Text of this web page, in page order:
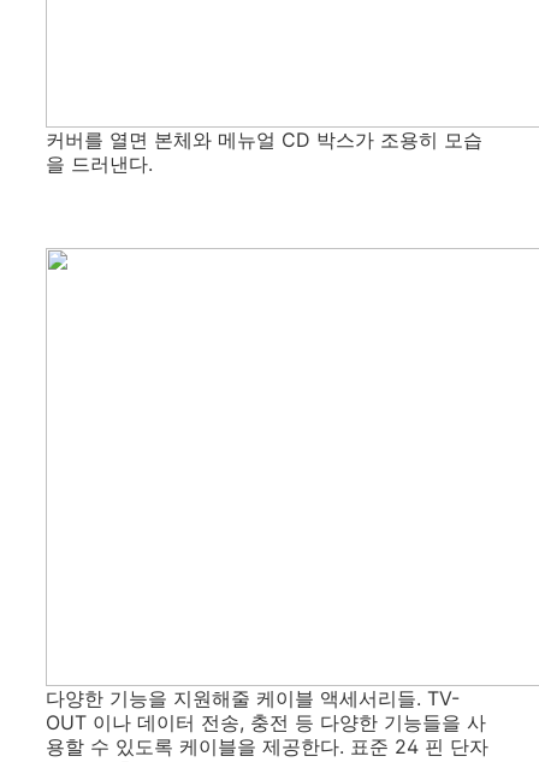
커버를 열면 본체와 메뉴얼 CD 박스가 조용히 모습
을 드러낸다.
다양한 기능을 지원해줄 케이블 액세서리들. TV-
OUT 이나 데이터 전송, 충전 등 다양한 기능들을 사
용할 수 있도록 케이블을 제공한다. 표준 24 핀 단자